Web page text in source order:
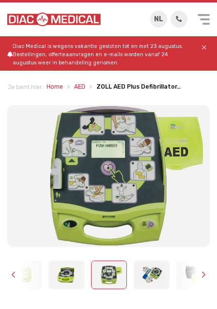
NL
Diac Medical is wegens vakantie gesloten tot en met 23 augustus.
Bestellingen, offerteaanvragen en e-mails worden vanaf 24
augustus weer in behandeling genomen.
Je bent hier: Home AED ZOLL AED Plus Defibrillator…